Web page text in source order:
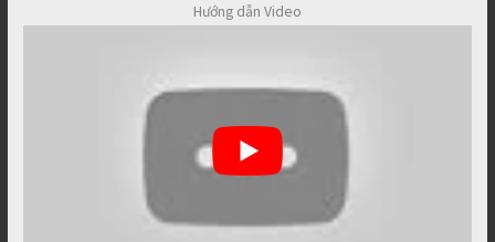
Hướng dẫn Video